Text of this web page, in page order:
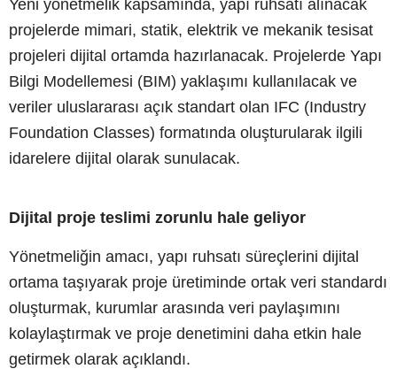
Yeni yönetmelik kapsamında, yapı ruhsatı alınacak
projelerde mimari, statik, elektrik ve mekanik tesisat
projeleri dijital ortamda hazırlanacak. Projelerde Yapı
Bilgi Modellemesi (BIM) yaklaşımı kullanılacak ve
veriler uluslararası açık standart olan IFC (Industry
Foundation Classes) formatında oluşturularak ilgili
idarelere dijital olarak sunulacak.
Dijital proje teslimi zorunlu hale geliyor
Yönetmeliğin amacı, yapı ruhsatı süreçlerini dijital
ortama taşıyarak proje üretiminde ortak veri standardı
oluşturmak, kurumlar arasında veri paylaşımını
kolaylaştırmak ve proje denetimini daha etkin hale
getirmek olarak açıklandı.